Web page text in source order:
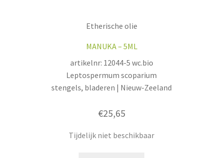
Etherische olie
MANUKA – 5ML
artikelnr: 12044-5 wc.bio
Leptospermum scoparium
stengels, bladeren | Nieuw-Zeeland
€25,65
Tijdelijk niet beschikbaar